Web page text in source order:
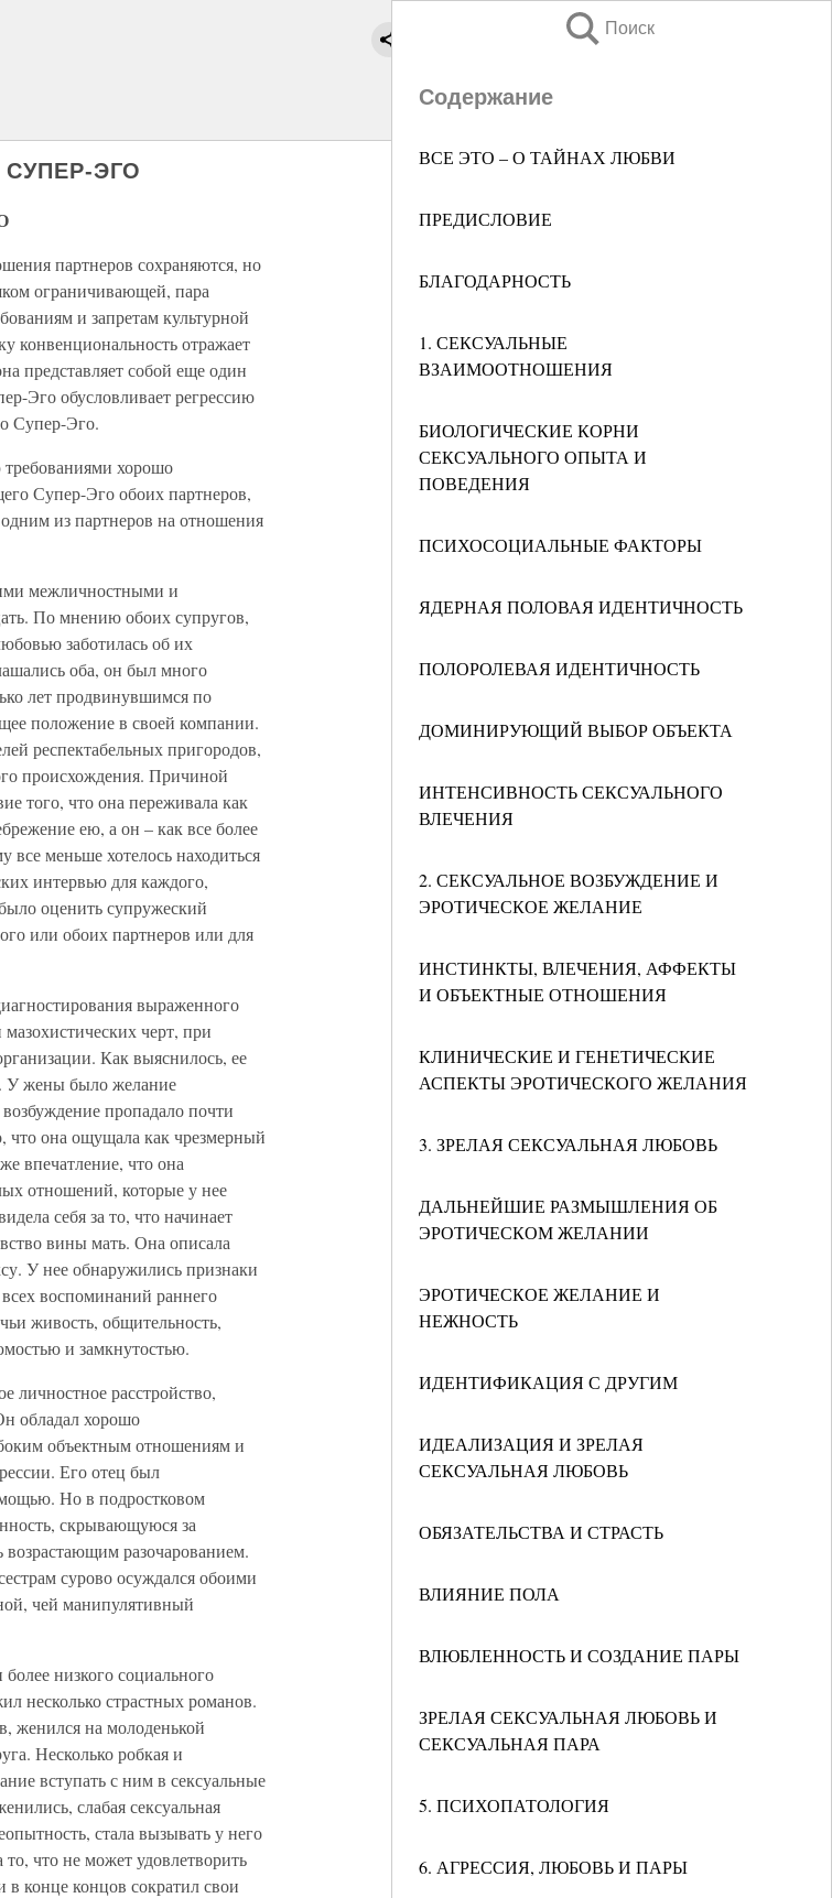
Поиск
Содержание
ВСЕ ЭТО – О ТАЙНАХ ЛЮБВИ
ПРЕДИСЛОВИЕ
БЛАГОДАРНОСТЬ
1. СЕКСУАЛЬНЫЕ
ВЗАИМООТНОШЕНИЯ
БИОЛОГИЧЕСКИЕ КОРНИ
СЕКСУАЛЬНОГО ОПЫТА И
ПОВЕДЕНИЯ
ПСИХОСОЦИАЛЬНЫЕ ФАКТОРЫ
ЯДЕРНАЯ ПОЛОВАЯ ИДЕНТИЧНОСТЬ
ПОЛОРОЛЕВАЯ ИДЕНТИЧНОСТЬ
ДОМИНИРУЮЩИЙ ВЫБОР ОБЪЕКТА
ИНТЕНСИВНОСТЬ СЕКСУАЛЬНОГО
ВЛЕЧЕНИЯ
2. СЕКСУАЛЬНОЕ ВОЗБУЖДЕНИЕ И
ЭРОТИЧЕСКОЕ ЖЕЛАНИЕ
ИНСТИНКТЫ, ВЛЕЧЕНИЯ, АФФЕКТЫ
И ОБЪЕКТНЫЕ ОТНОШЕНИЯ
КЛИНИЧЕСКИЕ И ГЕНЕТИЧЕСКИЕ
АСПЕКТЫ ЭРОТИЧЕСКОГО ЖЕЛАНИЯ
3. ЗРЕЛАЯ СЕКСУАЛЬНАЯ ЛЮБОВЬ
ДАЛЬНЕЙШИЕ РАЗМЫШЛЕНИЯ ОБ
ЭРОТИЧЕСКОМ ЖЕЛАНИИ
ЭРОТИЧЕСКОЕ ЖЕЛАНИЕ И
НЕЖНОСТЬ
ИДЕНТИФИКАЦИЯ С ДРУГИМ
ИДЕАЛИЗАЦИЯ И ЗРЕЛАЯ
СЕКСУАЛЬНАЯ ЛЮБОВЬ
ОБЯЗАТЕЛЬСТВА И СТРАСТЬ
ВЛИЯНИЕ ПОЛА
ВЛЮБЛЕННОСТЬ И СОЗДАНИЕ ПАРЫ
ЗРЕЛАЯ СЕКСУАЛЬНАЯ ЛЮБОВЬ И
СЕКСУАЛЬНАЯ ПАРА
5. ПСИХОПАТОЛОГИЯ
6. АГРЕССИЯ, ЛЮБОВЬ И ПАРЫ
ЭГО
партнеров сохраняются, но
ограничивающей, пара
и запретам культурной
конвенциональность отражает
представляет собой еще один
Эго обусловливает регрессию
Супер-Эго.
хорошо
Супер-Эго обоих партнеров,
из партнеров на отношения
межличностными и
По мнению обоих супругов,
заботилась об их
оба, он был много
лет продвинувшимся по
положение в своей компании.
респектабельных пригородов,
происхождения. Причиной
того, что она переживала как
ею, а он – как все более
меньше хотелось находиться
интервью для каждого,
оценить супружеский
или обоих партнеров или для
выраженного
черт, при
Как выяснилось, ее
У жены было желание
возбуждение пропадало почти
что она ощущала как чрезмерный
впечатление, что она
отношений, которые у нее
себя за то, что начинает
вины мать. Она описала
У нее обнаружились признаки
воспоминаний раннего
живость, общительность,
и замкнутостью.
личностное расстройство,
обладал хорошо
объектным отношениям и
Его отец был
Но в подростковом
скрывающуюся за
разочарованием.
сурово осуждался обоими
чей манипулятивный
низкого социального
несколько страстных романов.
женился на молоденькой
Несколько робкая и
вступать с ним в сексуальные
слабая сексуальная
стала вызывать у него
что не может удовлетворить
в конце концов сократил свои